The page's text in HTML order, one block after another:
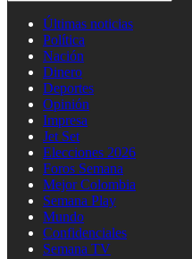
Últimas noticias
Política
Nación
Dinero
Deportes
Opinión
Impresa
Jet Set
Elecciones 2026
Foros Semana
Mejor Colombia
Semana Play
Mundo
Confidenciales
Semana TV